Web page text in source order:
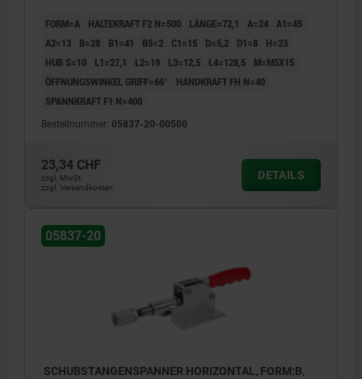
FORM=A HALTEKRAFT F2 N=500 LÄNGE=72,1 A=24 A1=45
A2=13
B=28 B1=41 B5=2 C1=15 D=5,2 D1=8
H=23
HUB S=10
L1=27,1 L2=19 L3=12,5 L4=128,5
M=M5X15
ÖFFNUNGSWINKEL GRIFF=66°
HANDKRAFT FH N=40
SPANNKRAFT F1 N=400
Bestellnummer: 05837-20-00500
23,34 CHF
zzgl. MwSt.
zzgl. Versandkosten
DETAILS
05837-20
SCHUBSTANGENSPANNER HORIZONTAL, FORM:B,